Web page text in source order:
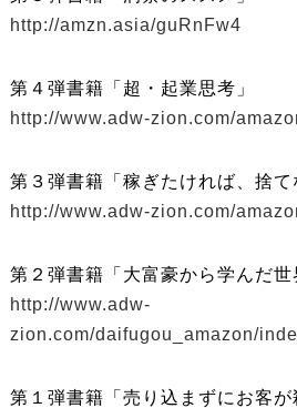
http://amzn.asia/guRnFw4
第４弾書籍「超・起業思考」
http://www.adw-zion.com/
第３弾書籍「稼ぎたければ、捨て
http://www.adw-zion.com/
第２弾書籍「大富豪から学んだ世
http://www.adw-
zion.com/daifugou_amazon/
第１弾書籍「売り込まずにお客